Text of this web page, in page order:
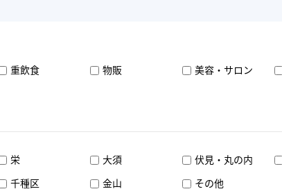
重飲食 物販 美容・サロン
栄 大須 伏見・丸の内
千種区 金山 その他